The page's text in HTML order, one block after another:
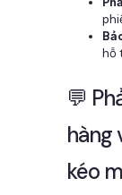
hỗ
💬
hàng
kéo